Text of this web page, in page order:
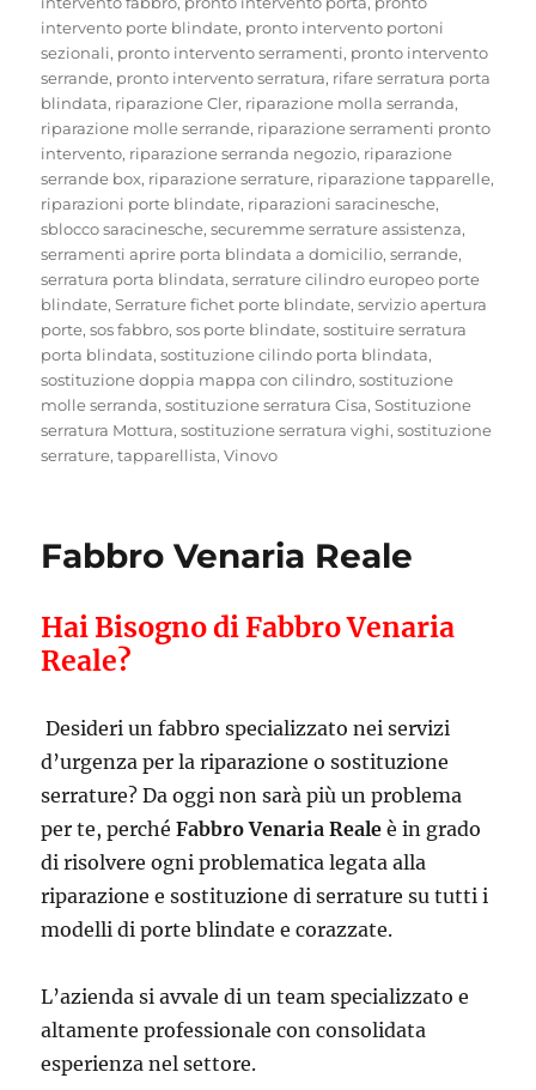
intervento porte blindate, pronto intervento portoni
sezionali, pronto intervento serramenti, pronto intervento
serrande, pronto intervento serratura, rifare serratura porta
blindata, riparazione Cler, riparazione molla serranda,
riparazione molle serrande, riparazione serramenti pronto
intervento, riparazione serranda negozio, riparazione
serrande box, riparazione serrature, riparazione tapparelle,
riparazioni porte blindate, riparazioni saracinesche,
sblocco saracinesche,securemme serrature assistenza,
serramenti aprire porta blindata a domicilio,serrande,
serratura porta blindata,serrature cilindro europeo porte
blindate,Serrature fichet porte blindate,servizio apertura
porte,sos fabbro,sos porte blindate,sostituire serratura
porta blindata,sostituzione cilindo porta blindata,
sostituzione doppia mappa con cilindro,sostituzione
molle serranda,sostituzione serratura Cisa,Sostituzione
serratura Mottura,sostituzione serratura vighi,sostituzione
serrature,tapparellista,Vinovo
Fabbro Venaria Reale
Hai Bisogno di Fabbro Venaria
Reale?
Desideri un fabbro specializzato nei servizi
d’urgenza per la riparazione o sostituzione
serrature? Da oggi non sarà più un problema
per te, perchéFabbro Venaria Reale è in grado
di risolvere ogni problematica legata alla
riparazione e sostituzione di serrature su tutti i
modelli di porte blindate e corazzate.
L’azienda si avvale di un team specializzato e
altamente professionale con consolidata
esperienza nel settore.